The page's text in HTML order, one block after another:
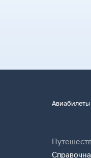
Авиабилеты